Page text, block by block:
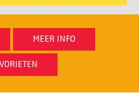
MEER INFO